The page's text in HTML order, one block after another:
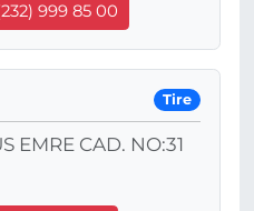
999 85 00
Tire
EMRE CAD. NO:31